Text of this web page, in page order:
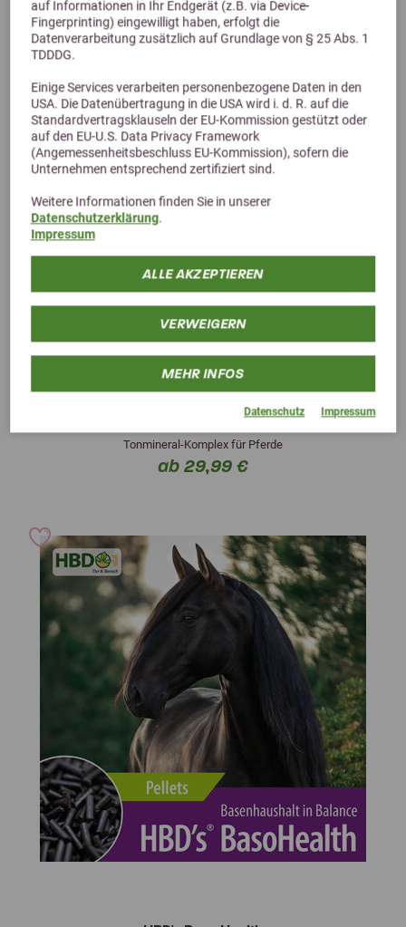
auf Informationen in Ihr Endgerät (z.B. via Device-
Fingerprinting) eingewilligt haben, erfolgt die
Datenverarbeitung zusätzlich auf Grundlage von § 25 Abs. 1
TDDDG.
Einige Services verarbeiten personenbezogene Daten in den
USA. Die Datenübertragung in die USA wird i. d. R. auf die
Standardvertragsklauseln der EU-Kommission gestützt oder
auf den EU-U.S. Data Privacy Framework
(Angemessenheitsbeschluss EU-Kommission), sofern die
Unternehmen entsprechend zertifiziert sind.
Weitere Informationen finden Sie in unserer
Datenschutzerklärung.
Impressum
ALLE AKZEPTIEREN
VERWEIGERN
MEHR INFOS
Datenschutz Impressum
HBD's MYTOX ohne Bierhefe
Tonmineral-Komplex für Pferde
ab 29,99 €